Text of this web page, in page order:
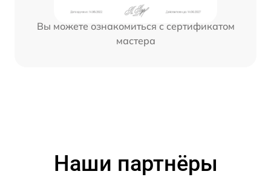
Вы можете ознакомиться с сертификатом
мастера
Наши партнёры